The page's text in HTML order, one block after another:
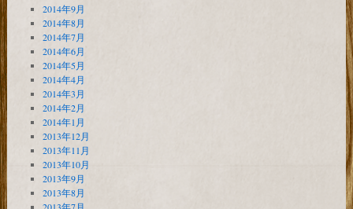
2014年9月
2014年8月
2014年7月
2014年6月
2014年5月
2014年4月
2014年3月
2014年2月
2014年1月
2013年12月
2013年11月
2013年10月
2013年9月
2013年8月